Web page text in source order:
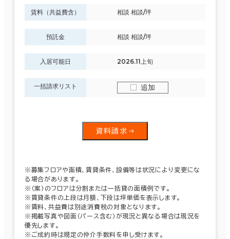
賃料（共益費含） 相談 相談/坪
預託金 相談 相談/坪
入居可能日 2026.11上旬
一括請求リスト 追加
資料請求
※募集フロアや面積、賃貸条件、設備等は状況により変更にな
る場合があります。
※（案）のフロアは分割または一括貸の面積例です。
※賃貸条件の上段は月額、下段は坪単価を表示します。
※賃料、共益費は別途消費税の対象となります。
※掲載写真や図面（パース含む）が現況と異なる場合は現況を
優先します。
※ご成約時は規定の仲介手数料を申し受けます。